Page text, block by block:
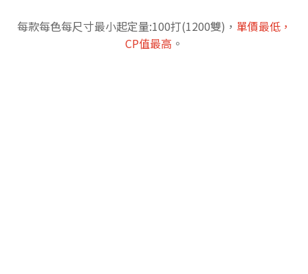
每款每色每尺寸最小起定量:100打(1200雙)， 單價最低，
CP值最高 。